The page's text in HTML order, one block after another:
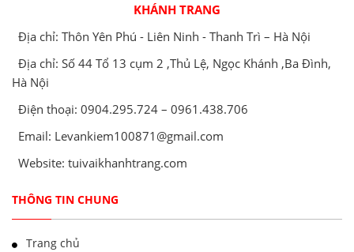
KHÁNH TRANG
Địa chỉ: Thôn Yên Phú - Liên Ninh - Thanh Trì – Hà Nội
Địa chỉ: Số 44 Tổ 13 cụm 2 ,Thủ Lệ, Ngọc Khánh ,Ba Đình,
Hà Nội
Điện thoại: 0904.295.724 – 0961.438.706
Email: Levankiem100871@gmail.com
Website: tuivaikhanhtrang.com
THÔNG TIN CHUNG
Trang chủ